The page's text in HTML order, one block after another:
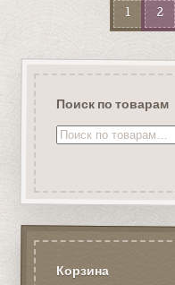
1 2
Поиск по товарам
Искать:
Корзина